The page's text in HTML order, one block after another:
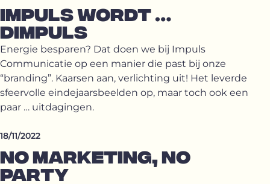
IMPULS WORDT …
DIMPULS
Energie besparen? Dat doen we bij Impuls
Communicatie op een manier die past bij onze
“branding”. Kaarsen aan, verlichting uit! Het leverde
sfeervolle eindejaarsbeelden op, maar toch ook een
paar … uitdagingen.
18/11/2022
NO MARKETING, NO
PARTY